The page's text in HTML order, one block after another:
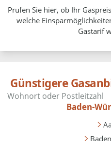
Prüfen Sie hier, ob Ihr
welche
Gastarif
Günstigere
Baden-